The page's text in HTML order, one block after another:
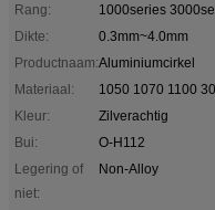
Rang:
1000series
Dikte:
0.3mm~4.0mm
Productnaam:Aluminiumcirkel
Materiaal:
1050 1070 1100
Kleur:
Zilverachtig
Bui:
O-H112
Legering of
niet:
Non-Alloy